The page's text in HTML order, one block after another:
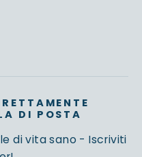
DI POSTA
di vita sano - Iscriviti